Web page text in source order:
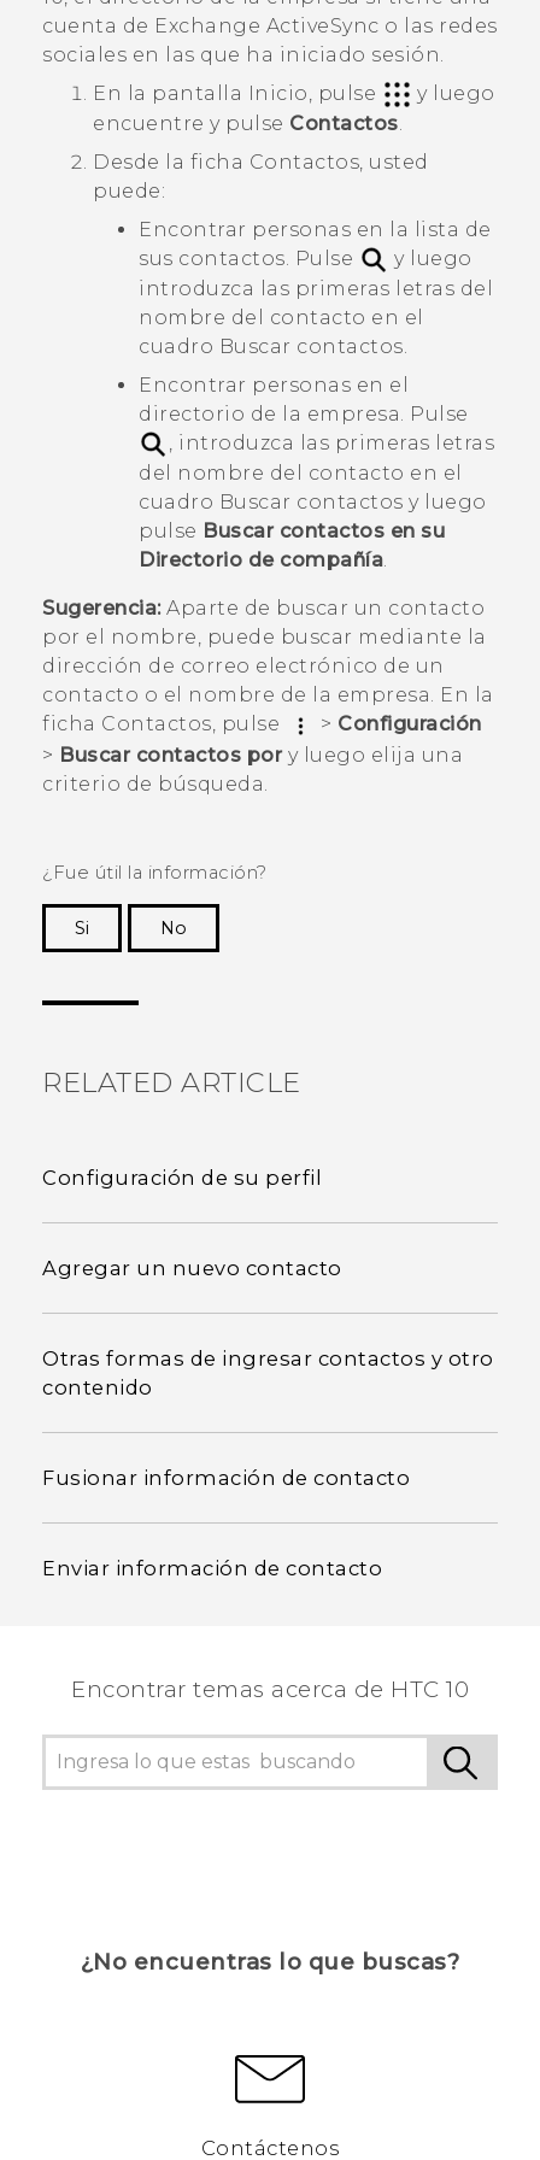
cuenta de Exchange ActiveSync o las redes
sociales en las que ha iniciado sesión.
En la pantalla Inicio , pulse
y luego
encuentre y pulse Contactos.
Desde la ficha Contactos, usted
puede:
Encontrar personas en la lista de
sus contactos. Pulse
y luego
introduzca las primeras letras del
nombre del contacto en el
cuadro Buscar contactos.
Encontrar personas en el
directorio de la empresa. Pulse
, introduzca las primeras letras
del nombre del contacto en el
cuadro Buscar contactos y luego
pulse Buscar contactos en su
Directorio de compañía.
Sugerencia:Aparte de buscar un contacto
por el nombre, puede buscar mediante la
dirección de correo electrónico de un
contacto o el nombre de la empresa. En la
ficha Contactos, pulse > Configuración
> Buscar contactos pory luego elija una
criterio de búsqueda.
¿Fue útil la información?
Si
No
RELATED ARTICLE
Configuración de su perfil
Agregar un nuevo contacto
Otras formas de ingresar contactos y otro
contenido
Fusionar información de contacto
Enviar información de contacto
Encontrar temas acerca de HTC 10
¿No encuentras lo que buscas?
Contáctenos